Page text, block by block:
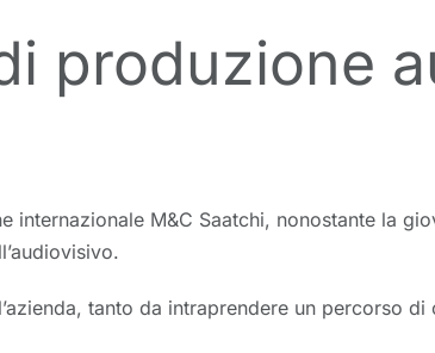
produzione
M&C Saatchi, nonostante la
tanto da intraprendere un percorso